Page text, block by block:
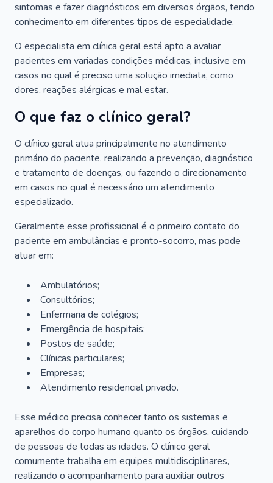
sintomas e fazer diagnósticos em diversos órgãos, tendo
conhecimento em diferentes tipos de especialidade.
O especialista em clínica geral está apto a avaliar
pacientes em variadas condições médicas, inclusive em
casos no qual é preciso uma solução imediata, como
dores, reações alérgicas e mal estar.
O que faz o clínico geral?
O clínico geral atua principalmente no atendimento
primário do paciente, realizando a prevenção, diagnóstico
e tratamento de doenças, ou fazendo o direcionamento
em casos no qual é necessário um atendimento
especializado.
Geralmente esse profissional é o primeiro contato do
paciente em ambulâncias e pronto-socorro, mas pode
atuar em:
Ambulatórios;
Consultórios;
Enfermaria de colégios;
Emergência de hospitais;
Postos de saúde;
Clínicas particulares;
Empresas;
Atendimento residencial privado.
Esse médico precisa conhecer tanto os sistemas e
aparelhos do corpo humano quanto os órgãos, cuidando
de pessoas de todas as idades. O clínico geral
comumente trabalha em equipes multidisciplinares,
realizando o acompanhamento para auxiliar outros